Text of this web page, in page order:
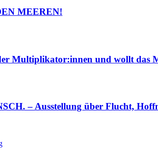
MEEREN!
Multiplikator:innen und wollt das
– Ausstellung über Flucht,